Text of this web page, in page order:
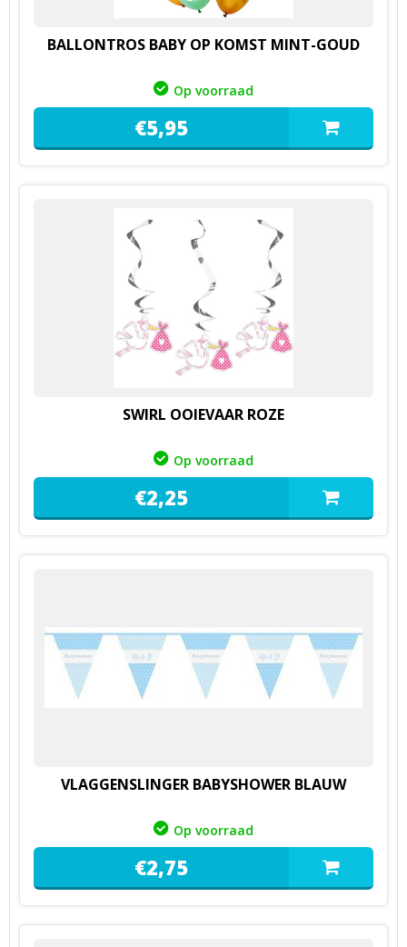
BALLONTROS BABY OP KOMST MINT-GOUD
Op voorraad
€5,95
SWIRL OOIEVAAR ROZE
Op voorraad
€2,25
VLAGGENSLINGER BABYSHOWER BLAUW
Op voorraad
€2,75